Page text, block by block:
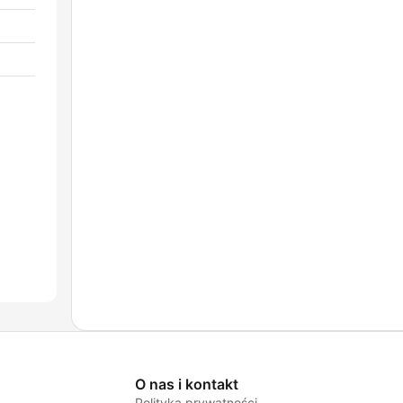
O nas i kontakt